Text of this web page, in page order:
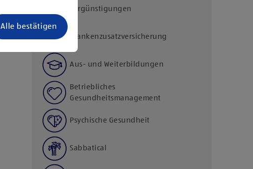
Vergünstigungen
Krankenzusatzversicherung
Aus- und Weiterbildungen
Betriebliches
Gesundheitsmanagement
Psychische Gesundheit
Sabbatical
Alle bestätigen